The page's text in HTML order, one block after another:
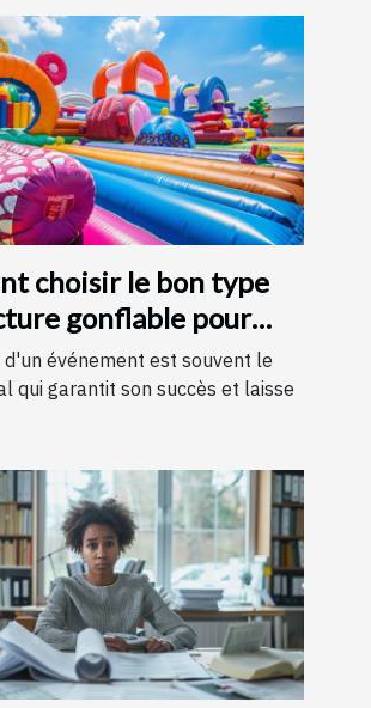
choisir le bon type
gonflable pour
d'un événement est souvent le
qui garantit son succès et laisse